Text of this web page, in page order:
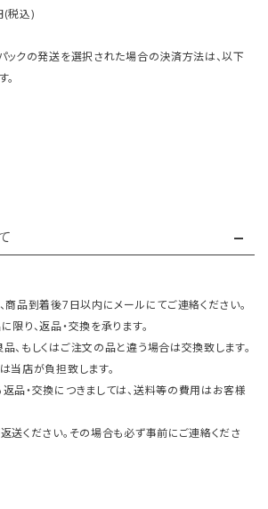
(税込)
ックの発送を選択された場合の決済方法は、以下
品到着後7日以内にメールにてご連絡ください。
り、返品・交換を承ります。
もしくはご注文の品と違う場合は交換致します。
当店が負担致します。
品・交換につきましては、送料等の費用はお客様
送ください。その場合も必ず事前にご連絡くださ